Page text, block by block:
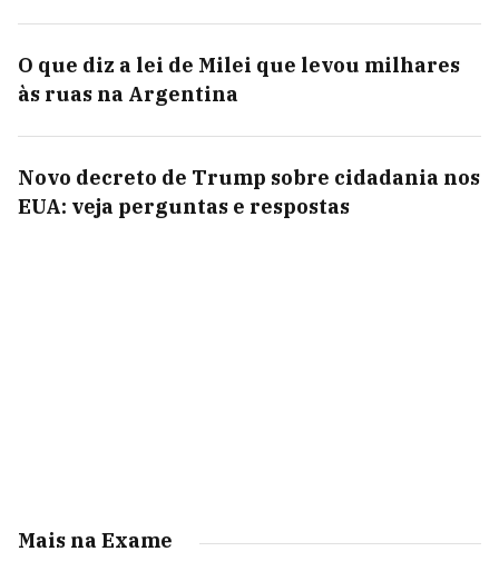
O que diz a lei de Milei que levou milhares
às ruas na Argentina
Novo decreto de Trump sobre cidadania nos
EUA: veja perguntas e respostas
Mais na Exame